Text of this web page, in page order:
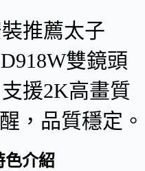
推薦太子
雙鏡頭
援2K高畫質
，品質穩定。
色介紹